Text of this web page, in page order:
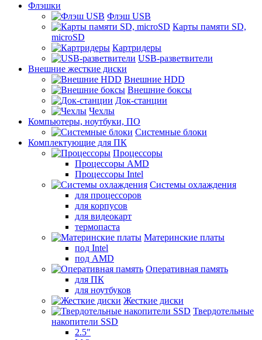
Флэшки
Флэш USB
Карты памяти SD,
microSD
Картридеры
USB-разветвители
Внешние жесткие диски
Внешние HDD
Внешние боксы
Док-станции
Чехлы
Компьютеры, ноутбуки, ПО
Системные блоки
Комплектующие для ПК
Процессоры
Процессоры AMD
Процессоры Intel
Системы охлаждения
для процессоров
для корпусов
для видеокарт
термопаста
Материнские платы
под Intel
под AMD
Оперативная память
для ПК
для ноутбуков
Жесткие диски
Твердотельные
накопители SSD
2.5"